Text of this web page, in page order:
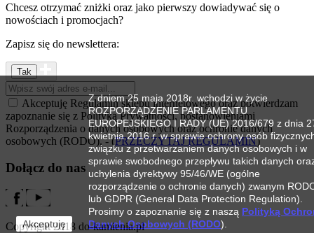
Chcesz otrzymać zniżki oraz jako pierwszy dowiadywać się o
nowościach i promocjach?
Zapisz się do newslettera:
Akceptuję Regulamin sklepu internetowego oraz potwierdzam
zapoznanie się z Polityką Prywatności, postanowieniami
Rozporządzenia o danych osobowych oraz ochronie danych
osobowych (RODO). - (PRZECZYTAJ REGULAMIN)
Dołącz do nas
Copyright 2018 do-kamienia.pl
Akceptuję
Z dniem 25 maja 2018r. wchodzi w życie
ROZPORZĄDZENIE PARLAMENTU
EUROPEJSKIEGO I RADY (UE) 2016/679 z dnia
kwietnia 2016 r. w sprawie ochrony osób
związku z przetwarzaniem danych osobowych i w
sprawie swobodnego przepływu takich danych
uchylenia dyrektywy 95/46/WE (ogólne
rozporządzenie o ochronie danych) zwanym
lub GDPR (General Data Protection Regulation).
Prosimy o zapoznanie się z naszą Polityką
Danych Osobowych (RODO).